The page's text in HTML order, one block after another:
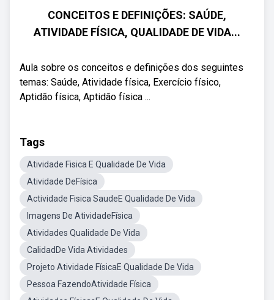
CONCEITOS E DEFINIÇÕES: SAÚDE,
ATIVIDADE FÍSICA, QUALIDADE DE VIDA...
Aula sobre os conceitos e definições dos seguintes
temas: Saúde, Atividade física, Exercício físico,
Aptidão física, Aptidão física ...
Tags
Atividade Fisica E Qualidade De Vida
Atividade DeFísica
Actividade Fisica SaudeE Qualidade De Vida
Imagens De AtividadeFísica
Atividades Qualidade De Vida
CalidadDe Vida Atividades
Projeto Atividade FísicaE Qualidade De Vida
Pessoa FazendoAtividade Física